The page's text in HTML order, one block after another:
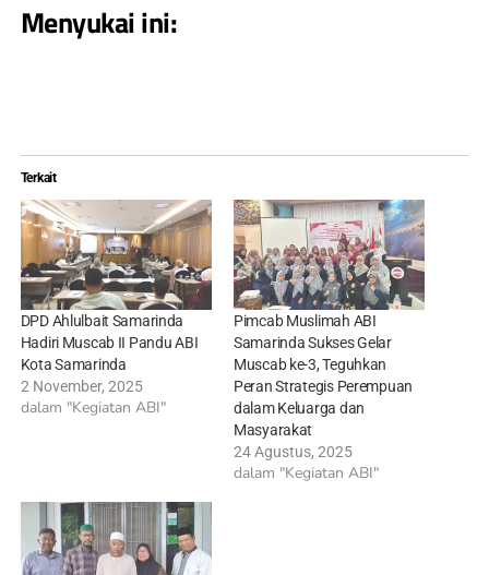
Menyukai ini:
Terkait
DPD Ahlulbait Samarinda
Hadiri Muscab II Pandu ABI
Kota Samarinda
2 November, 2025
dalam "Kegiatan ABI"
Pimcab Muslimah ABI
Samarinda Sukses Gelar
Muscab ke-3, Teguhkan
Peran Strategis Perempuan
dalam Keluarga dan
Masyarakat
24 Agustus, 2025
dalam "Kegiatan ABI"